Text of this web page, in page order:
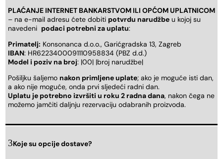
PLAĆANJE INTERNET BANKARSTVOM ILI OPĆOM UPLATNICOM
– na e-mail adresu ćete dobiti potvrdu narudžbe u kojoj su
navedeni podaci potrebni za uplatu:
Primatelj: Konsonanca d.o.o., Garićgradska 13, Zagreb
IBAN: HR6223400091110958834 (PBZ d.d.)
Model i poziv na broj: |00| |broj narudžbe|
Pošiljku šaljemo nakon primljene uplate; ako je moguće isti dan,
a ako nije moguće, onda prvi sljedeći radni dan.
Uplatu je potrebno izvršiti u roku 2 radna dana, nakon čega ne
možemo jamčiti daljnju rezervaciju odabranih proizvoda.
Koje su opcije dostave?